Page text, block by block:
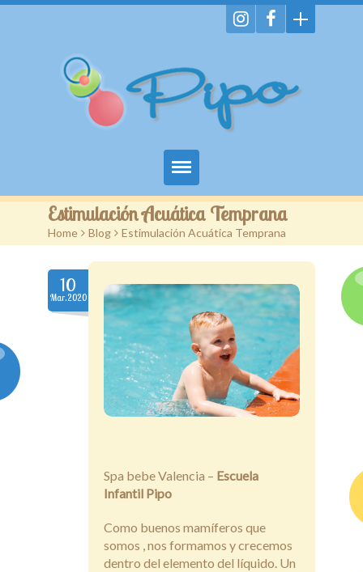
Home
Servicios
Imágenes
Enlaces
Promociones
Blog
Estimulación Acuática Temprana
Home > Blog > Estimulación Acuática Temprana
10
Mar.2020
Spa bebe Valencia – Escuela
Infantil Pipo
Como buenos mamíferos que
somos , nos formamos y crecemos
dentro del elemento del líquido. Un